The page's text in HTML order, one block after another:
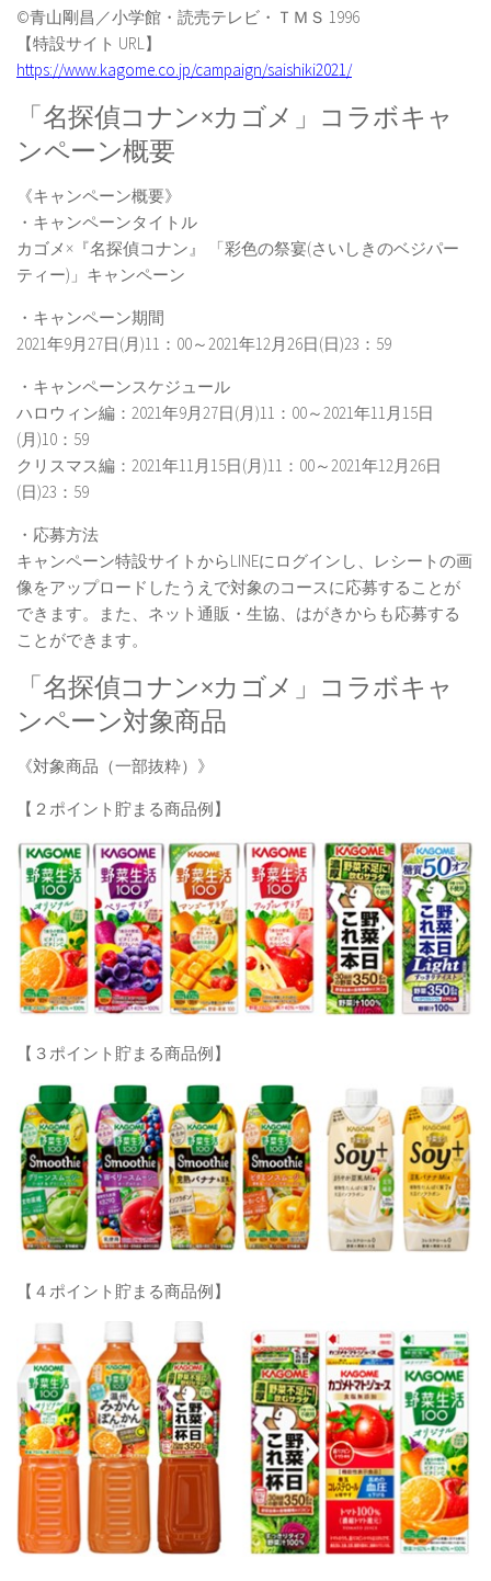
©青山剛昌／小学館・読売テレビ・ＴＭＳ 1996
【特設サイト URL】
https://www.kagome.co.jp/campaign/saishiki2021/
「名探偵コナン×カゴメ」コラボキャ
ンペーン概要
《キャンペーン概要》
・キャンペーンタイトル
カゴメ×『名探偵コナン』 「彩色の祭宴(さいしきのベジパー
ティー)」キャンペーン
・キャンペーン期間
2021年9月27日(月)11：00～2021年12月26日(日)23：59
・キャンペーンスケジュール
ハロウィン編：2021年9月27日(月)11：00～2021年11月15日
(月)10：59
クリスマス編：2021年11月15日(月)11：00～2021年12月26日
(日)23：59
・応募方法
キャンペーン特設サイトからLINEにログインし、レシートの画
像をアップロードしたうえで対象のコースに応募することが
できます。また、ネット通販・生協、はがきからも応募する
ことができます。
「名探偵コナン×カゴメ」コラボキャ
ンペーン対象商品
《対象商品（一部抜粋）》
【２ポイント貯まる商品例】
【３ポイント貯まる商品例】
【４ポイント貯まる商品例】